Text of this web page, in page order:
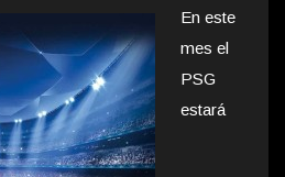
En este
mes el
PSG
estará